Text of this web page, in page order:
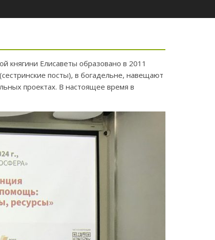
княгини Елисаветы образовано в 2011
посты), в богадельне, навещают
проектах. В настоящее время в